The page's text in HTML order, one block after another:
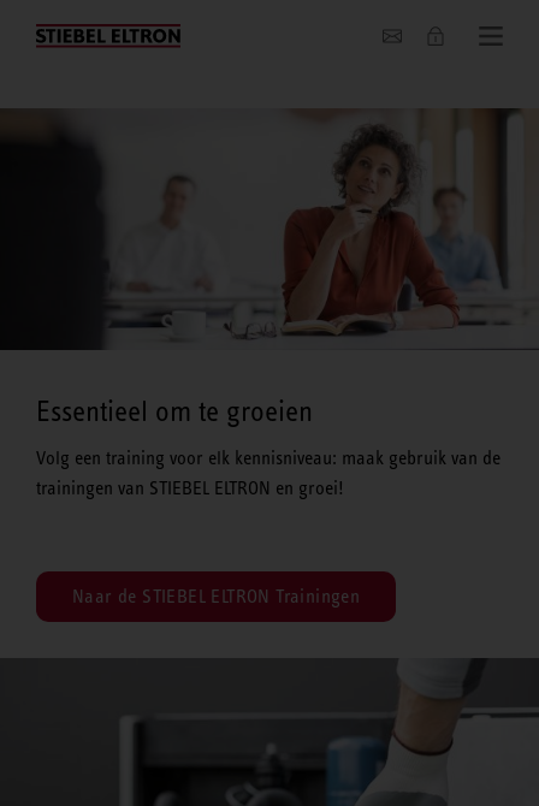
Actueel
Essentieel om te groeien
Volg een training voor elk kennisniveau: maak gebruik van de
trainingen van STIEBEL ELTRON en groei!
Naar de STIEBEL ELTRON Trainingen